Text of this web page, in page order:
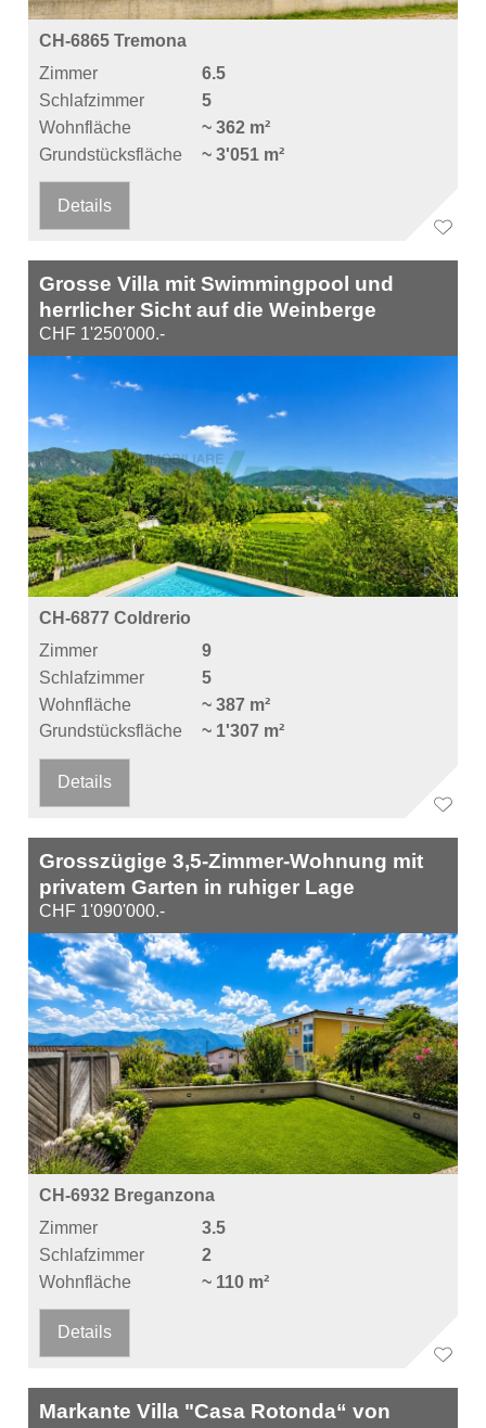
CH-6865 Tremona
Zimmer
6.5
Schlafzimmer
5
Wohnfläche
~ 362 m²
Grundstücksfläche
~ 3'051 m²
Details
Grosse Villa mit Swimmingpool und
herrlicher Sicht auf die Weinberge
CHF 1'250'000.-
CH-6877 Coldrerio
Zimmer
9
Schlafzimmer
5
Wohnfläche
~ 387 m²
Grundstücksfläche
~ 1'307 m²
Details
Grosszügige 3,5-Zimmer-Wohnung mit
privatem Garten in ruhiger Lage
CHF 1'090'000.-
CH-6932 Breganzona
Zimmer
3.5
Schlafzimmer
2
Wohnfläche
~ 110 m²
Details
Markante Villa "Casa Rotonda“ von